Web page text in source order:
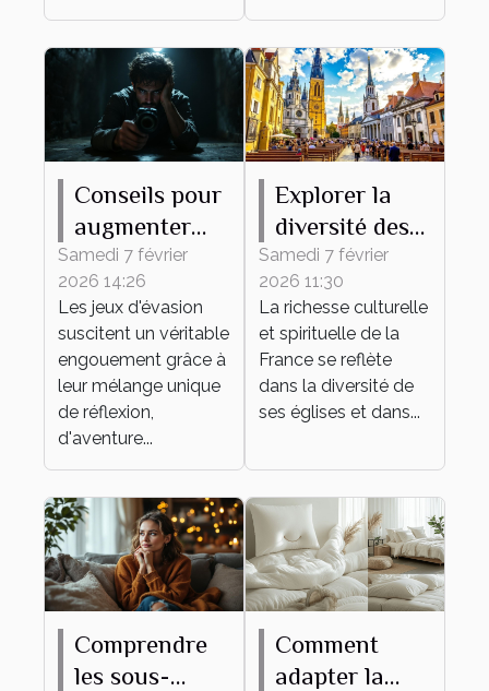
Conseils pour
augmenter
vos chances
de succès
dans un jeu
d'évasion
Samedi 7 février
2026 14:26
Les jeux d'évasion
suscitent un véritable
engouement grâce à
leur mélange unique
de réflexion,
d'aventure...
Explorer la
diversité des
églises
françaises à
travers leurs
messes
Samedi 7 février
2026 11:30
La richesse culturelle
et spirituelle de la
France se reflète
dans la diversité de
ses églises et dans...
Comprendre
les sous-
Comment
adapter la